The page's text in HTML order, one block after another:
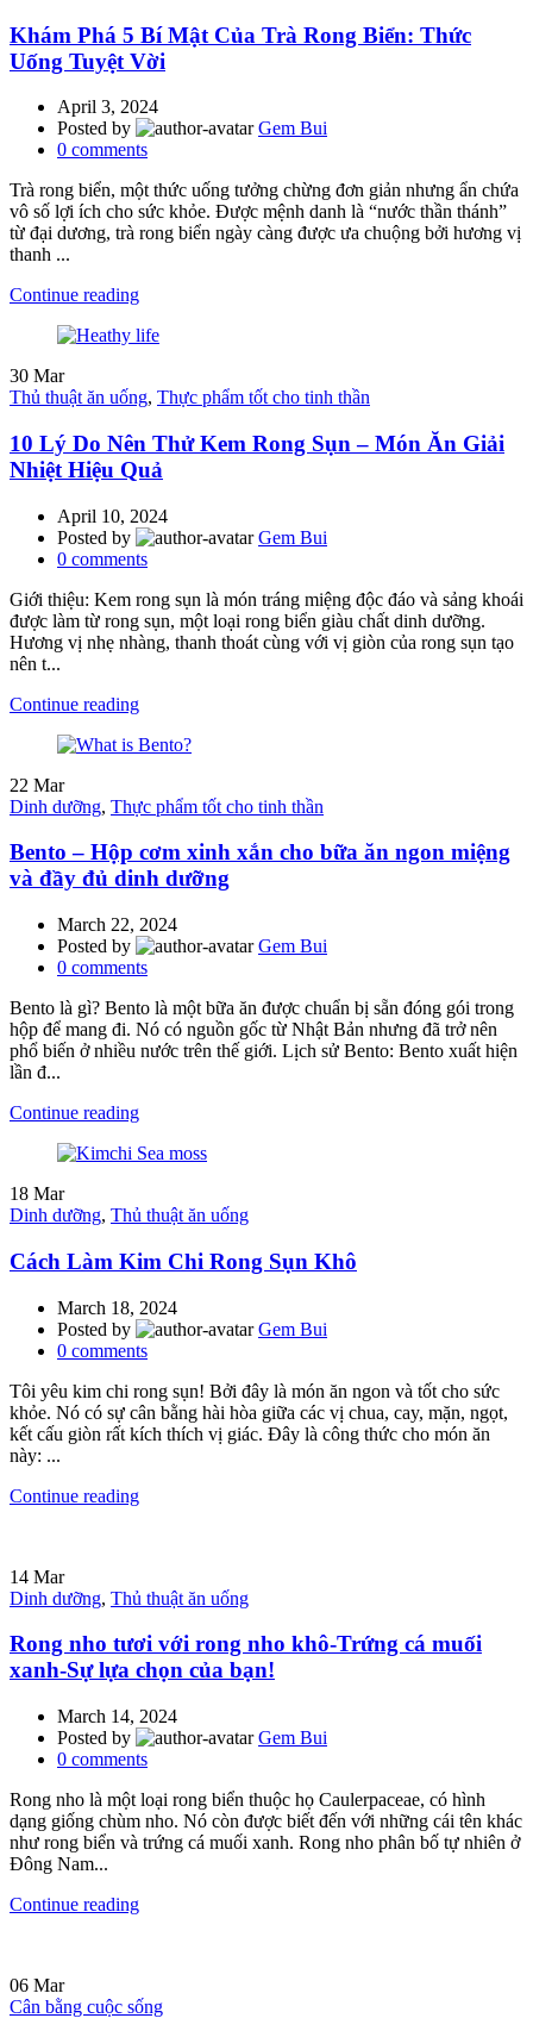
Khám Phá 5 Bí Mật Của Trà Rong Biển: Thức
Uống Tuyệt Vời
April 3, 2024
Posted by
Gem Bui
0 comments
Trà rong biển, một thức uống tưởng chừng đơn giản nhưng ẩn chứa
vô số lợi ích cho sức khỏe. Được mệnh danh là “nước thần thánh”
từ đại dương, trà rong biển ngày càng được ưa chuộng bởi hương vị
thanh ...
Continue reading
30 Mar
Thủ thuật ăn uống, Thực phẩm tốt cho tinh thần
10 Lý Do Nên Thử Kem Rong Sụn – Món Ăn Giải
Nhiệt Hiệu Quả
April 10, 2024
Posted by
Gem Bui
0 comments
Giới thiệu: Kem rong sụn là món tráng miệng độc đáo và sảng khoái
được làm từ rong sụn, một loại rong biển giàu chất dinh dưỡng.
Hương vị nhẹ nhàng, thanh thoát cùng với vị giòn của rong sụn tạo
nên t...
Continue reading
22 Mar
Dinh dưỡng, Thực phẩm tốt cho tinh thần
Bento – Hộp cơm xinh xắn cho bữa ăn ngon miệng
và đầy đủ dinh dưỡng
March 22, 2024
Posted by
Gem Bui
0 comments
Bento là gì? Bento là một bữa ăn được chuẩn bị sẵn đóng gói trong
hộp để mang đi. Nó có nguồn gốc từ Nhật Bản nhưng đã trở nên
phổ biến ở nhiều nước trên thế giới. Lịch sử Bento: Bento xuất hiện
lần đ...
Continue reading
18 Mar
Dinh dưỡng, Thủ thuật ăn uống
Cách Làm Kim Chi Rong Sụn Khô
March 18, 2024
Posted by
Gem Bui
0 comments
Tôi yêu kim chi rong sụn! Bởi đây là món ăn ngon và tốt cho sức
khỏe. Nó có sự cân bằng hài hòa giữa các vị chua, cay, mặn, ngọt,
kết cấu giòn rất kích thích vị giác. Đây là công thức cho món ăn
này: ...
Continue reading
14 Mar
Dinh dưỡng, Thủ thuật ăn uống
Rong nho tươi với rong nho khô-Trứng cá muối
xanh-Sự lựa chọn của bạn!
March 14, 2024
Posted by
Gem Bui
0 comments
Rong nho là một loại rong biển thuộc họ Caulerpaceae, có hình
dạng giống chùm nho. Nó còn được biết đến với những cái tên khác
như rong biển và trứng cá muối xanh. Rong nho phân bố tự nhiên ở
Đông Nam...
Continue reading
06 Mar
Cân bằng cuộc sống